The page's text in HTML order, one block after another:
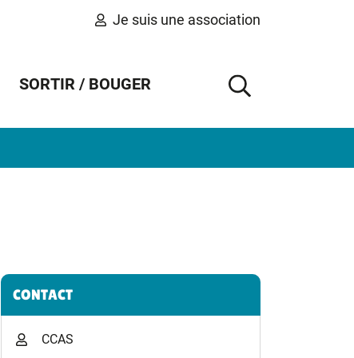
Je suis une association
SORTIR / BOUGER
AFFICHER
Informations complémentaires
CONTACT
CCAS